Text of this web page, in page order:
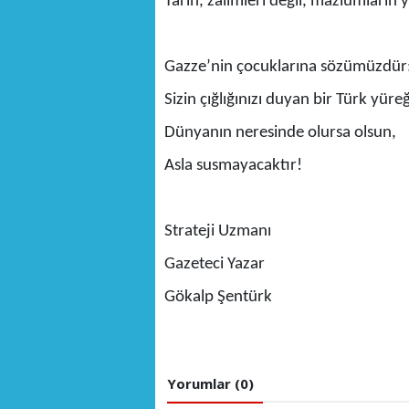
Gazze’nin çocuklarına
Sizin çığlığınızı duyan bir Türk
Dünyanın neresinde olursa olsun,
Asla susmayacaktır!
Strateji Uzmanı
Gazeteci Yazar
Gökalp Şentürk
Yorumlar (0)